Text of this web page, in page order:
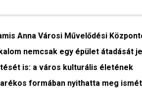
Anna Városi Művelődési
nemcsak egy épület átadását
is: a város kulturális életének
formában nyithatta meg